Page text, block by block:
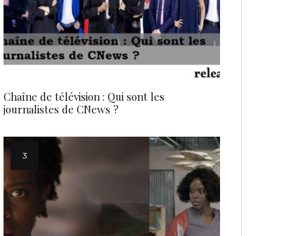
Chaîne de télévision : Qui sont les
journalistes de CNews ?